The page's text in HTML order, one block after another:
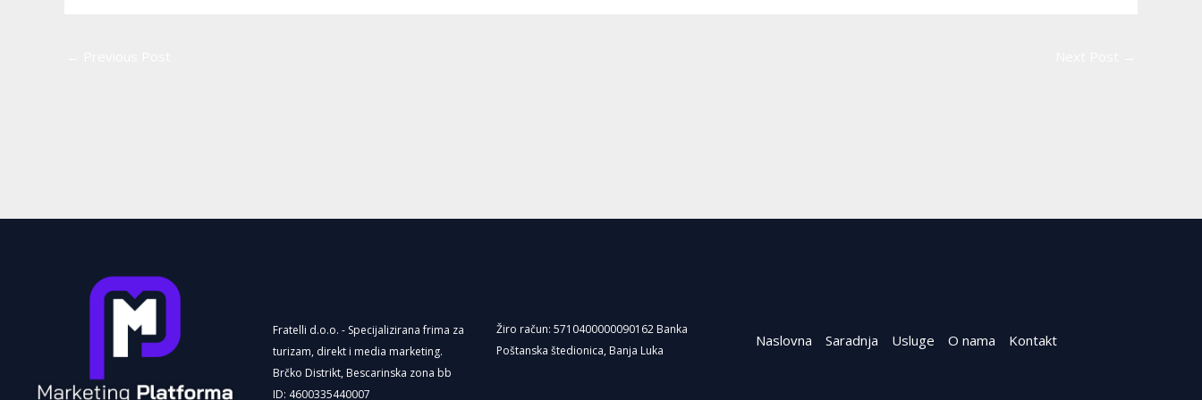
o
Fratelli d.o.o. - Specijalizirana frima za
turizam, direkt i media marketing.
Brčko Distrikt, Bescarinska zona bb
ID: 4600335440007
Žiro račun: 5710400000090162 Banka
Poštanska štedionica, Banja Luka
Naslovna Saradnja Usluge O nama Kontakt